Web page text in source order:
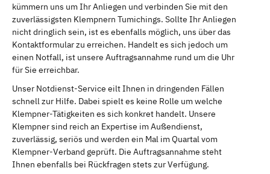
kümmern uns um Ihr Anliegen und verbinden Sie mit den
zuverlässigsten Klempnern Tumichings. Sollte Ihr Anliegen
nicht dringlich sein, ist es ebenfalls möglich, uns über das
Kontaktformular zu erreichen. Handelt es sich jedoch um
einen Notfall, ist unsere Auftragsannahme rund um die Uhr
für Sie erreichbar.
Unser Notdienst-Service eilt Ihnen in dringenden Fällen
schnell zur Hilfe. Dabei spielt es keine Rolle um welche
Klempner-Tätigkeiten es sich konkret handelt. Unsere
Klempner sind reich an Expertise im Außendienst,
zuverlässig, seriös und werden ein Mal im Quartal vom
Klempner-Verband geprüft. Die Auftragsannahme steht
Ihnen ebenfalls bei Rückfragen stets zur Verfügung.